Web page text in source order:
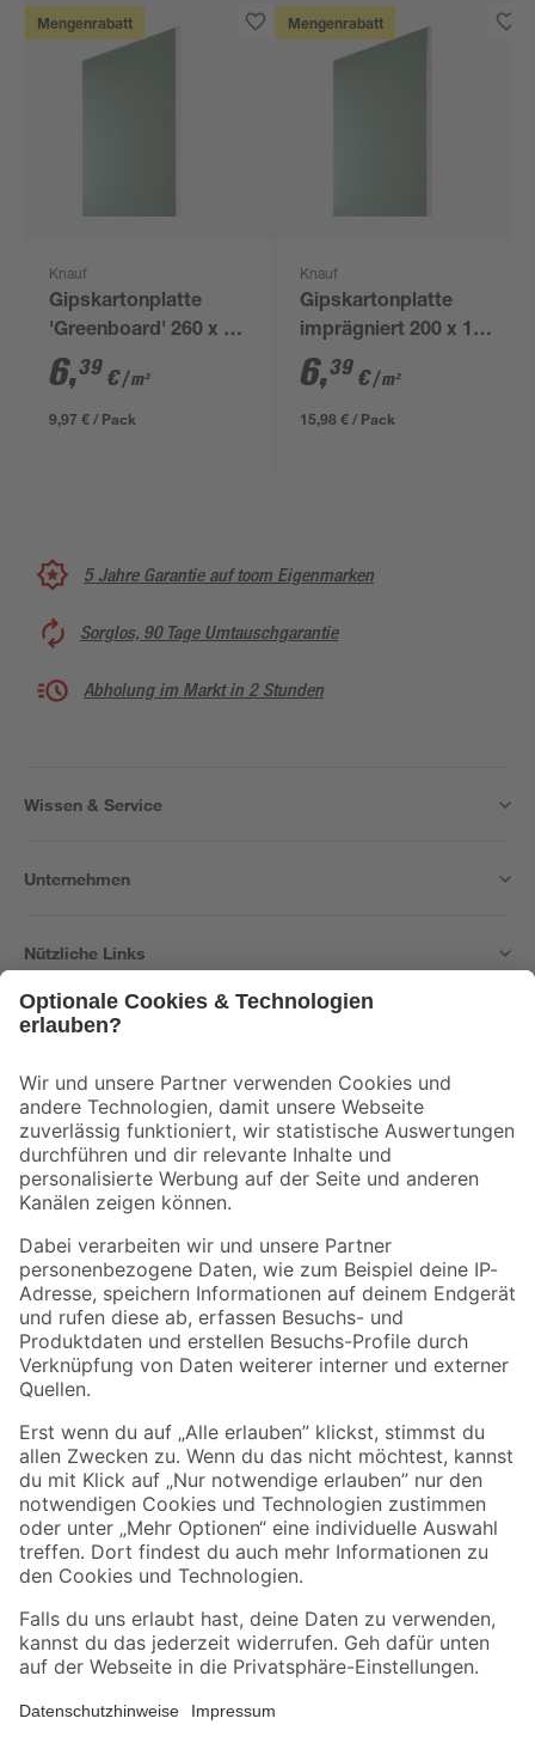
Mengenrabatt
Knauf
Gipskartonplatte
'Greenboard' 260 x 60
x 1,25 cm
6,39 €/ m²
9,97 € / Pack
Mengenrabatt
Knauf
Gipskartonplatte
imprägniert 200 x 125
x 1,25 cm
6,39 €/ m²
15,98 € / Pack
5 Jahre Garantie auf toom Eigenmarken
Sorglos, 90 Tage Umtauschgarantie
Abholung im Markt in 2 Stunden
Wissen & Service
Unternehmen
Nützliche Links
Der toom Newsletter: Keine Angebote und Aktionen mehr verpassen!
Zur Newsletter Anmeldung
Folge uns
Zahlungsarten Versandarten
Sicher einkaufen
Jetzt die toom-App herunterladen
Alle Preisangaben in EUR inkl. gesetzl. MwSt.. Die dargestellten Angebote sind unter
Umständen nicht in allen Märkten verfügbar. Die angegebenen Verfügbarkeiten beziehen
Produkte nur solange der Vorrat reicht.
*Paketversand ab 59 € versandkostenfrei, gilt nicht für Artikel mit Speditionsversand, hier